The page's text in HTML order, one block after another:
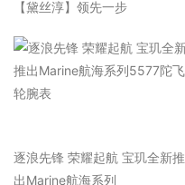
【黛丝淳】领先一步
逐浪先锋 荣耀起航 宝玑全新推
出Marine航海系列